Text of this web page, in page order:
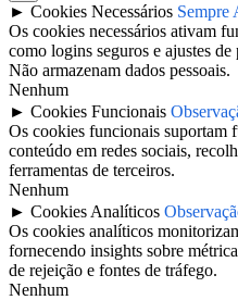
► Cookies Necessários Sempre
Os cookies necessários ativam
como logins seguros e ajustes
Não armazenam dados pessoais.
Nenhum
► Cookies Funcionais
Os cookies funcionais suportam
conteúdo em redes sociais,
ferramentas de terceiros.
Nenhum
► Cookies Analíticos
Os cookies analíticos
fornecendo insights sobre
de rejeição e fontes de tráfego.
Nenhum